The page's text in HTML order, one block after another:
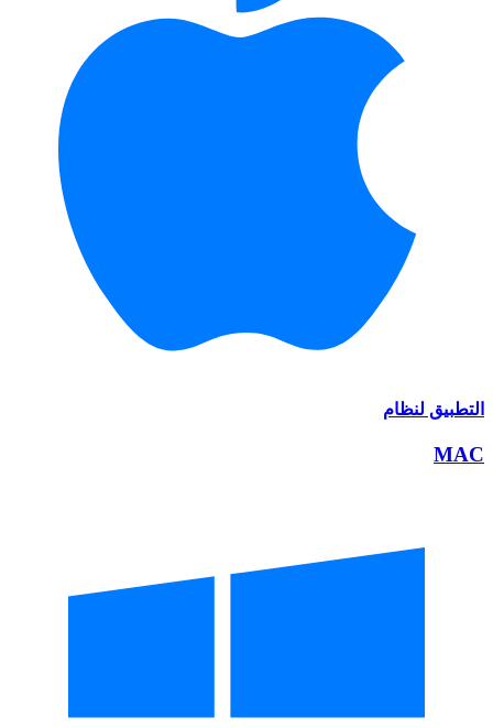
التطبيق لنظام
MAC